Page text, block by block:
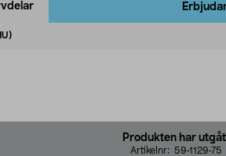
Produkten har
Artikelnr: 59-1129-75